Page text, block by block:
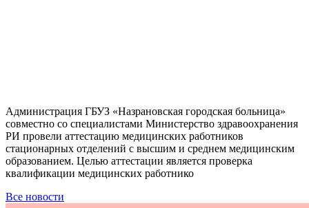
Администрация ГБУЗ «Назрановская городская больница»
совместно со специалистами Министерство здравоохранения
РИ провели аттестацию медицинских работников
стационарных отделений с высшим и среднем медицинским
образованием. Целью аттестации является проверка
квалификации медицинских работнико
Все новости